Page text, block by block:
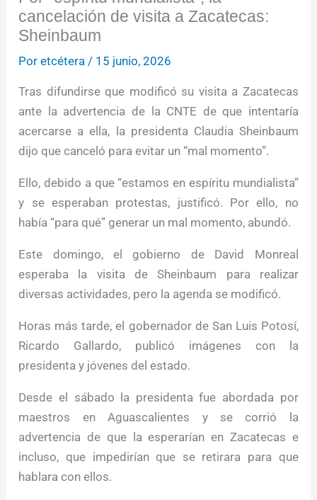
cancelación de visita a Zacatecas:
Sheinbaum
Poretcétera / 15 junio, 2026
Tras difundirse que modificó su visita a Zacatecas
ante la advertencia de la CNTE de que intentaría
acercarse a ella, la presidenta Claudia Sheinbaum
dijo que canceló para evitar un “mal momento”.
Ello, debido a que “estamos en espíritu mundialista”
y se esperaban protestas, justificó. Por ello, no
había “para qué” generar un mal momento, abundó.
Este domingo, el gobierno de David Monreal
esperaba la visita de Sheinbaum para realizar
diversas actividades, pero la agenda se modificó.
Horas más tarde, el gobernador de San Luis Potosí,
Ricardo Gallardo, publicó imágenes con la
presidenta y jóvenes del estado.
Desde el sábado la presidenta fue abordada por
maestros en Aguascalientes y se corrió la
advertencia de que la esperarían en Zacatecas e
incluso, que impedirían que se retirara para que
hablara con ellos.